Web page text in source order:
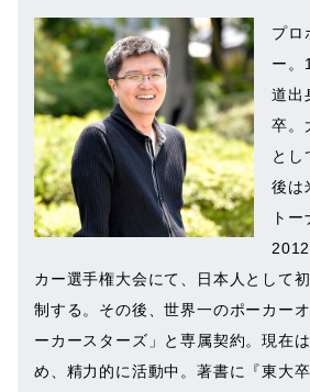
プロ
ー。
道出
卒。
とし
後は
ト
カー選手権大会にて、日本人として
制する。その後、世界一のポーカー
ーカースターズ」と専属契約。現在
め、精力的に活動中。著書に『東大